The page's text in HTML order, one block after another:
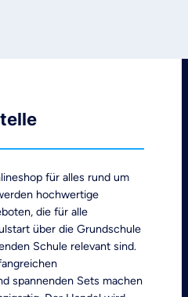
für alles rund um
hochwertige
die für alle
über die Grundschule
Schule relevant sind.
spannenden Sets machen